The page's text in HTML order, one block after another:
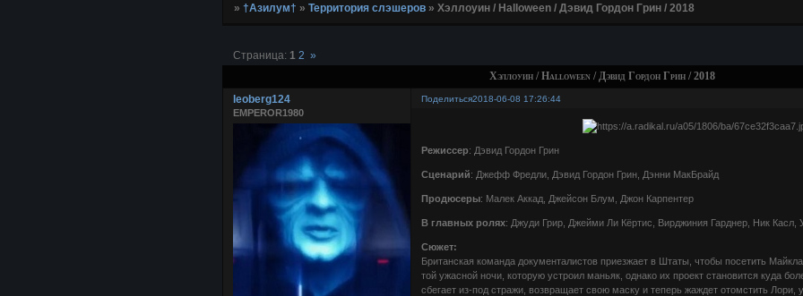
» †Азилум† » Территория слэшеров » Хэллоуин / Halloween / Дэвид Гордон Грин / 2018
Хэллоуин / Halloween / Дэвид Гордон Грин / 2018
Страница: 1 2 »
Поделиться2018-06-08 17:26:44
leoberg124
EMPEROR1980
Режиссер: Дэвид Гордон Грин
Сценарий: Джефф Фредли, Дэвид Гордон Грин, Дэнни МакБрайд
Продюсеры: Малек Аккад, Джейсон Блум, Джон Карпентер
В главных ролях: Джуди Грир, Джейми Ли Кёртис, Вирджиния Гарднер, Ник Касл,
Сюжет:
Британская команда документалистов приезжает в Штаты, чтобы посетить
той ужасной ночи, которую устроил маньяк, однако их проект становится куда
сбегает из-под стражи, возвращает свою маску и теперь жаждет отомстить Лори,